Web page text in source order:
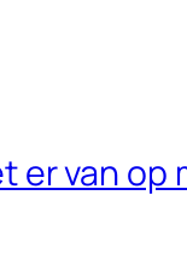
er van op